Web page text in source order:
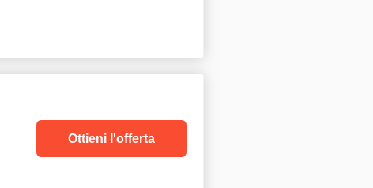
Ottieni l'offerta